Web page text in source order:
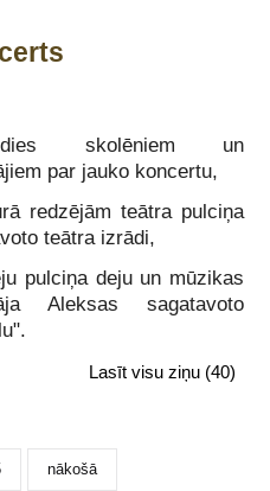
skolēniem un
par jauko koncertu,
redzējām teātra pulciņa
teātra izrādi,
pulciņa deju un mūzikas
Aleksas sagatavoto
Lasīt visu ziņu (40)
nākošā